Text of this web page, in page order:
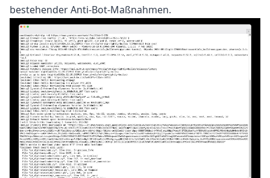
bestehender Anti-Bot-Maßnahmen.